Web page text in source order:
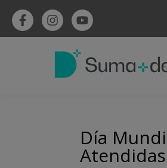
Día
Atendidas